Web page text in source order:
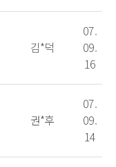
김*덕
07.
09.
16
권*후
07.
09.
14